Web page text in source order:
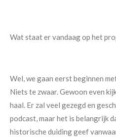
Wat staat er vandaag op het
Wel, we gaan eerst beginnen
Niets te zwaar. Gewoon even
haal. Er zal veel gezegd en
podcast, maar het is belangrijk
historische duiding geef